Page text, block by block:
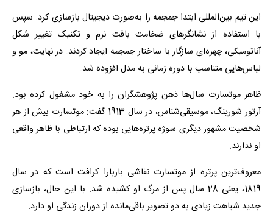
این تیم بین‌المللی ابتدا جمجمه را به‌صورت دیجیتال بازسازی کرد. سپس
با استفاده از نشانگرهای ضخامت بافت نرم و تکنیک تغییر شکل
آناتومیکی، چهره‌ای سازگار با ساختار جمجمه ایجاد کردند. در نهایت، مو و
لباس‌هایی متناسب با دوره زمانی به مدل افزوده شد.
ظاهر موتسارت سال‌ها ذهن پژوهشگران را به خود مشغول کرده بود.
آرتور شورینگ، موسیقی‌شناس، در سال 1913 گفت: موتسارت بیش از هر
شخصیت مشهور دیگری سوژه پرتره‌هایی بوده که ارتباطی با ظاهر واقعی
او ندارند.
معروف‌ترین پرتره از موتسارت نقاشی باربارا کرافت است که در سال
1819، یعنی 28 سال پس از مرگ او کشیده شد. با این حال، بازسازی
جدید شباهت زیادی به دو تصویر باقی‌مانده از دوران زندگی او دارد.